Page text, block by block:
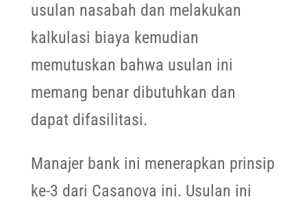
usulan nasabah dan melakukan
kalkulasi biaya kemudian
memutuskan bahwa usulan ini
memang benar dibutuhkan dan
dapat difasilitasi.
Manajer bank ini menerapkan prinsip
ke-3 dari Casanova ini. Usulan ini